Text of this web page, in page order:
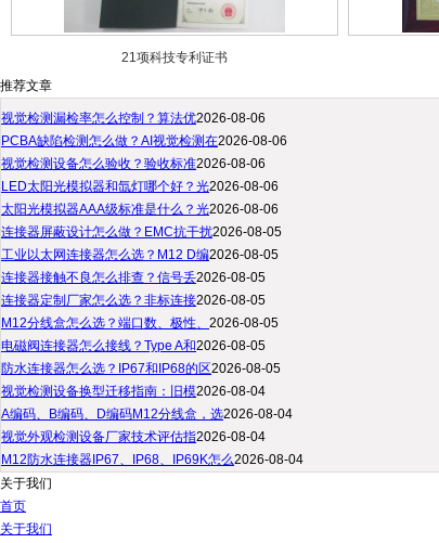
21项科技专利证书
推荐文章
视觉检测漏检率怎么控制？算法优2026-08-06
PCBA缺陷检测怎么做？AI视觉检测在2026-08-06
视觉检测设备怎么验收？验收标准2026-08-06
LED太阳光模拟器和氙灯哪个好？光2026-08-06
太阳光模拟器AAA级标准是什么？光2026-08-06
连接器屏蔽设计怎么做？EMC抗干扰2026-08-05
工业以太网连接器怎么选？M12 D编2026-08-05
连接器接触不良怎么排查？信号丢2026-08-05
连接器定制厂家怎么选？非标连接2026-08-05
M12分线盒怎么选？端口数、极性、 2026-08-05
电磁阀连接器怎么接线？Type A和2026-08-05
防水连接器怎么选？IP67和IP68的区2026-08-05
视觉检测设备换型迁移指南：旧模2026-08-04
A编码、B编码、D编码M12分线盒，选2026-08-04
视觉外观检测设备厂家技术评估指2026-08-04
M12防水连接器IP67、IP68、IP69K怎么2026-08-04
关于我们
首页
关于我们